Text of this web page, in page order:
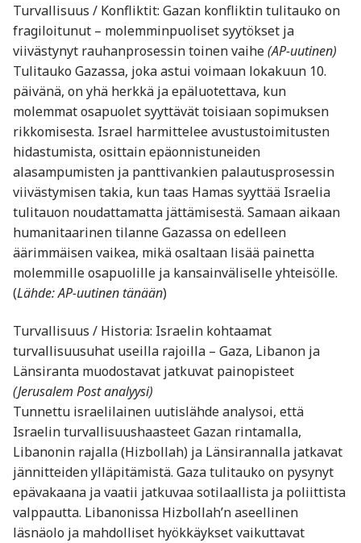
Turvallisuus / Konfliktit: Gazan konfliktin tulitauko on
fragiloitunut – molemminpuoliset syytökset ja
viivästynyt rauhanprosessin toinen vaihe(AP-uutinen)
Tulitauko Gazassa, joka astui voimaan lokakuun 10.
päivänä, on yhä herkkä ja epäluotettava, kun
molemmat osapuolet syyttävät toisiaan sopimuksen
rikkomisesta. Israel harmittelee avustustoimitusten
hidastumista, osittain epäonnistuneiden
alasampumisten ja panttivankien palautusprosessin
viivästymisen takia, kun taas Hamas syyttää Israelia
tulitauon noudattamatta jättämisestä. Samaan aikaan
humanitaarinen tilanne Gazassa on edelleen
äärimmäisen vaikea, mikä osaltaan lisää painetta
molemmille osapuolille ja kansainväliselle yhteisölle.
(Lähde: AP-uutinen tänään)
Turvallisuus / Historia: Israelin kohtaamat
turvallisuusuhat useilla rajoilla – Gaza, Libanon ja
Länsiranta muodostavat jatkuvat painopisteet
(Jerusalem Post analyysi)
Tunnettu israelilainen uutislähde analysoi, että
Israelin turvallisuushaasteet Gazan rintamalla,
Libanonin rajalla (Hizbollah) ja Länsirannalla jatkavat
jännitteiden ylläpitämistä. Gaza tulitauko on pysynyt
epävakaana ja vaatii jatkuvaa sotilaallista ja poliittista
valppautta. Libanonissa Hizbollah’n aseellinen
läsnäolo ja mahdolliset hyökkäykset vaikuttavat